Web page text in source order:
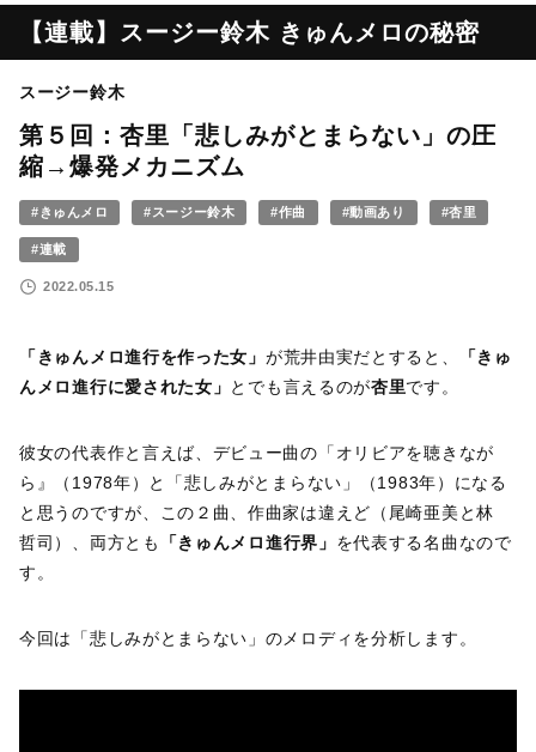
【連載】スージー鈴木 きゅんメロの秘密
スージー鈴木
第５回：杏里「悲しみがとまらない」の圧
縮→爆発メカニズム
#きゅんメロ #スージー鈴木 #作曲 #動画あり #杏里
#連載
2022.05.15
「きゅんメロ進行を作った女」 が荒井由実だとすると、
「きゅ
んメロ進行に愛された女」 とでも言えるのが杏里です。
彼女の代表作と言えば、デビュー曲の「オリビアを聴きなが
ら』（1978年）と「悲しみがとまらない」（1983年）になる
と思うのですが、この２曲、作曲家は違えど（尾崎亜美と林
哲司）、両方とも
「きゅんメロ進行界」 を代表する名曲なので
す。
今回は「悲しみがとまらない」のメロディを分析します。